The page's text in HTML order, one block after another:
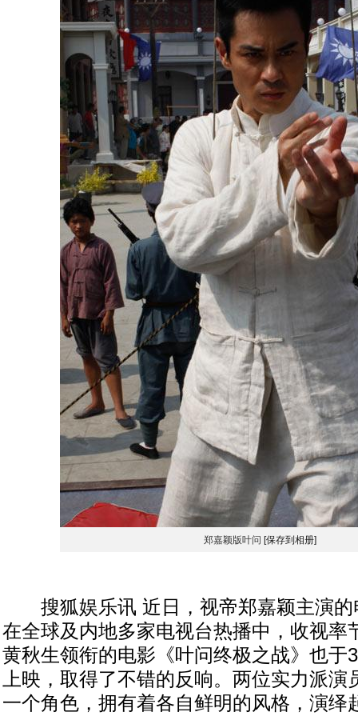
郑嘉颖版叶问 [保存到相册]
搜狐娱乐讯 近日，视帝郑嘉颖主演的
在全球及内地多家电视台热播中，收视率
黄秋生领衔的电影《叶问终极之战》也于
上映，取得了不错的反响。两位实力派演
一个角色，拥有着各自鲜明的风格，演绎